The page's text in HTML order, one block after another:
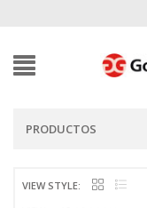
PRODUCTOS
VIEW STYLE: